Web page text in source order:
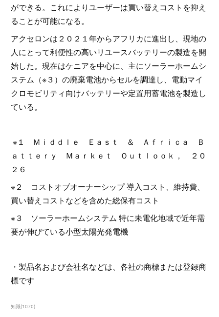
ができる。これによりユーザーは買い替えコストを抑え
ることが可能になる。
アクセロンは２０２１年からアフリカに進出し、現地の
人にとって利便性の高いリユースバッテリーの製造を開
始した。現在はケニアを中心に、主にソーラーホームシ
ステム（※３）の廃棄電池からセルを調達し、電動マイ
クロモビリティ向けバッテリーや定置用蓄電池を製造し
ている。
※１ Ｍｉｄｄｌｅ Ｅａｓｔ ＆ Ａｆｒｉｃａ Ｂ
ａｔｔｅｒｙ Ｍａｒｋｅｔ Ｏｕｔｌｏｏｋ， ２０
２６
※２ コストオブオーナーシップ 導入コスト、維持費、
買い替えコストなどを含めた総保有コスト
※３ ソーラーホームシステム 特に未電化地域で近年需
要が伸びている小型太陽光発電機
・製品名および会社名などは、各社の商標または登録商
標です
知識(1070)